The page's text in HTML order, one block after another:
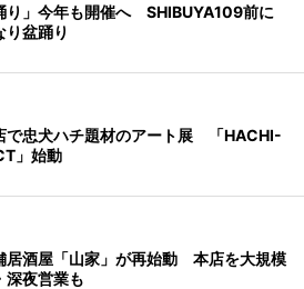
り」今年も開催へ SHIBUYA109前に
り盆踊り
で忠犬ハチ題材のアート展 「HACHI-
」始動
居酒屋「山家」が再始動 本店を大規模
深夜営業も